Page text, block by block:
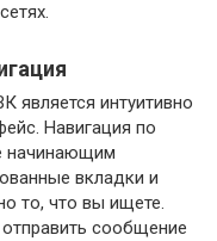
является интуитивно
Навигация по
начинающим
вкладки и
то, что вы ищете.
сообщение